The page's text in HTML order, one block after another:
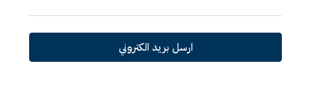
ارسل بريد الكتروني